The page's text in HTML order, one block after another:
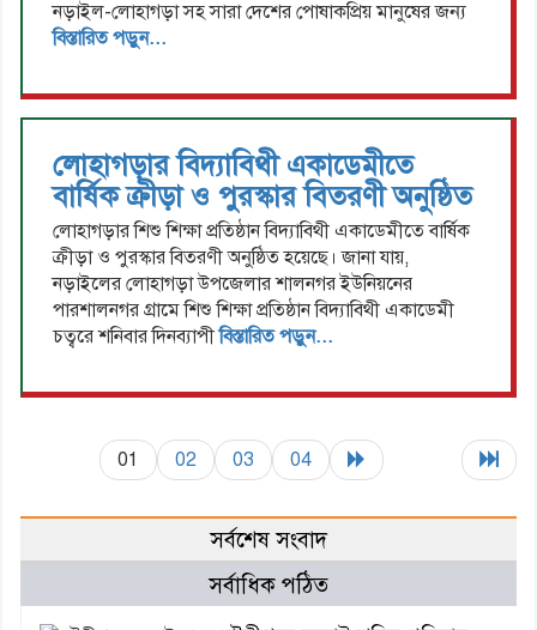
নড়াইল-লোহাগড়া সহ সারা দেশের পোষাকপ্রিয় মানুষের জন্য
বিস্তারিত পড়ুন...
লোহাগড়ার বিদ্যাবিথী একাডেমীতে
বার্ষিক ক্রীড়া ও পুরস্কার বিতরণী অনুষ্ঠিত
লোহাগড়ার শিশু শিক্ষা প্রতিষ্ঠান বিদ্যাবিথী একাডেমীতে বার্ষিক
ক্রীড়া ও পুরস্কার বিতরণী অনুষ্ঠিত হয়েছে। জানা যায়,
নড়াইলের লোহাগড়া উপজেলার শালনগর ইউনিয়নের
পারশালনগর গ্রামে শিশু শিক্ষা প্রতিষ্ঠান বিদ্যাবিথী একাডেমী
চত্বরে শনিবার দিনব্যাপীবিস্তারিত পড়ুন...
01 02 03 04
সর্বশেষ সংবাদ
সর্বাধিক পঠিত